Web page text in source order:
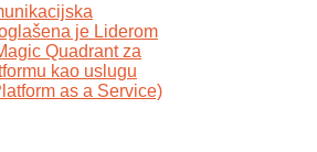
je Liderom
Quadrant za
kao uslugu
as a Service)